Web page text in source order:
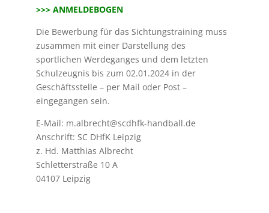
>>> ANMELDEBOGEN
Die Bewerbung für das Sichtungstraining muss
zusammen mit einer Darstellung des
sportlichen Werdeganges und dem letzten
Schulzeugnis bis zum 02.01.2024 in der
Geschäftsstelle – per Mail oder Post –
eingegangen sein.
E-Mail: m.albrecht@scdhfk-handball.de
Anschrift: SC DHfK Leipzig
z. Hd. Matthias Albrecht
Schletterstraße 10 A
04107 Leipzig